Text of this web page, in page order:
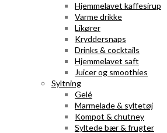
Hjemmelavet kaffesirup
Varme drikke
Likører
Kryddersnaps
Drinks & cocktails
Hjemmelavet saft
Juicer og smoothies
Syltning
Gelé
Marmelade & syltetøj
Kompot & chutney
Syltede bær & frugter